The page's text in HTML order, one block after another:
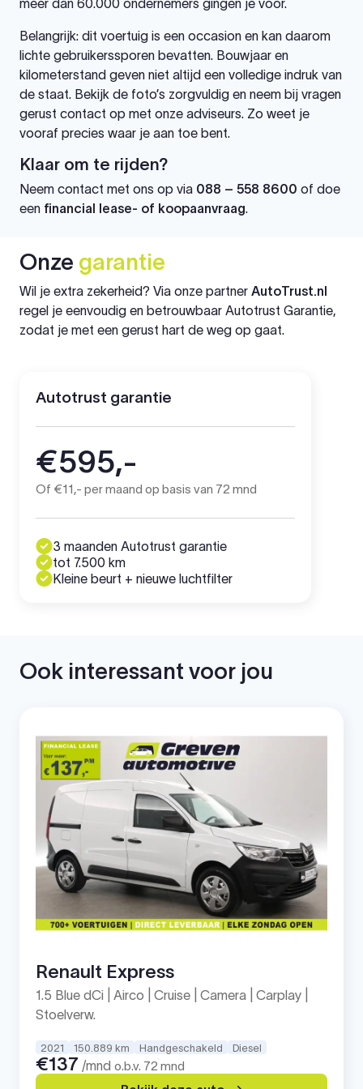
meer dan 60.000 ondernemers gingen je voor.
Belangrijk: dit voertuig is een occasion en kan daarom
lichte gebruikerssporen bevatten. Bouwjaar en
kilometerstand geven niet altijd een volledige indruk van
de staat. Bekijk de foto’s zorgvuldig en neem bij vragen
gerust contact op met onze adviseurs. Zo weet je
vooraf precies waar je aan toe bent.
Klaar om te rijden?
Neem contact met ons op via 088 – 558 8600 of doe
een financial lease- of koopaanvraag.
Onze garantie
Wil je extra zekerheid? Via onze partner AutoTrust.nl
regel je eenvoudig en betrouwbaar Autotrust Garantie,
zodat je met een gerust hart de weg op gaat.
Autotrust garantie
€595,-
Of €11,- per maand op basis van 72 mnd
3 maanden Autotrust garantie
tot 7.500 km
Kleine beurt + nieuwe luchtfilter
Ook interessant voor jou
Renault Express
1.5 Blue dCi | Airco | Cruise | Camera | Carplay |
Stoelverw.
2021 150.889 km Handgeschakeld Diesel
€137 /mnd o.b.v. 72 mnd